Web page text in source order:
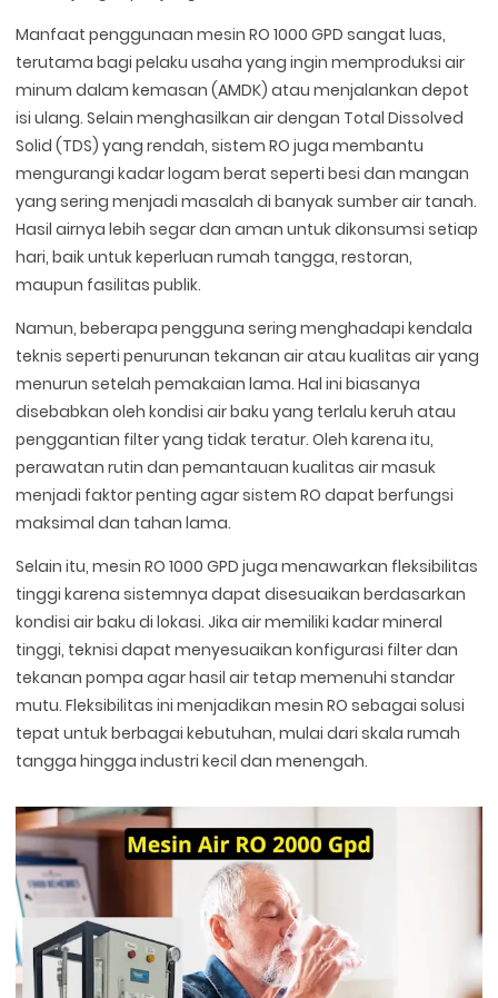
Manfaat penggunaan mesin RO 1000 GPD sangat luas,
terutama bagi pelaku usaha yang ingin memproduksi air
minum dalam kemasan (AMDK) atau menjalankan depot
isi ulang. Selain menghasilkan air dengan Total Dissolved
Solid (TDS) yang rendah, sistem RO juga membantu
mengurangi kadar logam berat seperti besi dan mangan
yang sering menjadi masalah di banyak sumber air tanah.
Hasil airnya lebih segar dan aman untuk dikonsumsi setiap
hari, baik untuk keperluan rumah tangga, restoran,
maupun fasilitas publik.
Namun, beberapa pengguna sering menghadapi kendala
teknis seperti penurunan tekanan air atau kualitas air yang
menurun setelah pemakaian lama. Hal ini biasanya
disebabkan oleh kondisi air baku yang terlalu keruh atau
penggantian filter yang tidak teratur. Oleh karena itu,
perawatan rutin dan pemantauan kualitas air masuk
menjadi faktor penting agar sistem RO dapat berfungsi
maksimal dan tahan lama.
Selain itu, mesin RO 1000 GPD juga menawarkan fleksibilitas
tinggi karena sistemnya dapat disesuaikan berdasarkan
kondisi air baku di lokasi. Jika air memiliki kadar mineral
tinggi, teknisi dapat menyesuaikan konfigurasi filter dan
tekanan pompa agar hasil air tetap memenuhi standar
mutu. Fleksibilitas ini menjadikan mesin RO sebagai solusi
tepat untuk berbagai kebutuhan, mulai dari skala rumah
tangga hingga industri kecil dan menengah.